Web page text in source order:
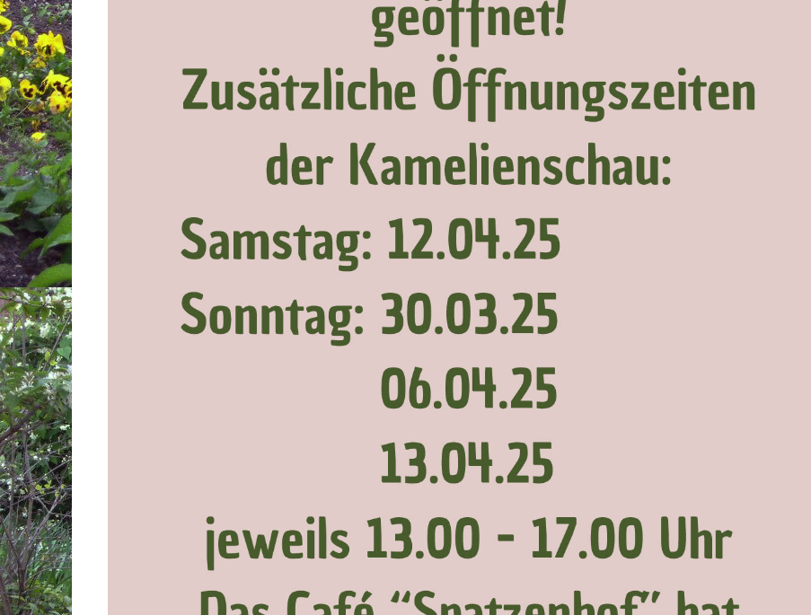
Gärtnerei
Feste und Veranstaltungen
Seminare, Termine